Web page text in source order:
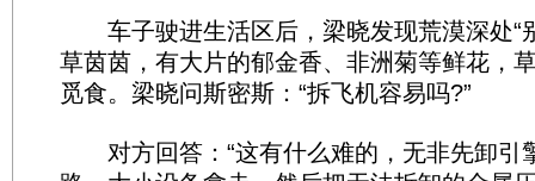
车子驶进生活区后，梁晓发现荒漠深处“
草茵茵，有大片的郁金香、非洲菊等鲜花，
觅食。梁晓问斯密斯：“拆飞机容易吗?”
对方回答：“这有什么难的，无非先卸引